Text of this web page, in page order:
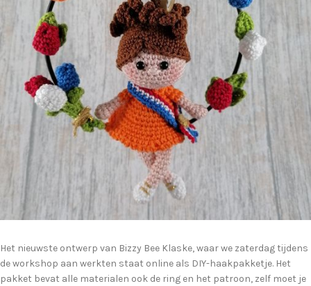
Het nieuwste ontwerp van Bizzy Bee Klaske, waar we zaterdag tijdens
de workshop aan werkten staat online als DIY-haakpakketje. Het
pakket bevat alle materialen ook de ring en het patroon, zelf moet je